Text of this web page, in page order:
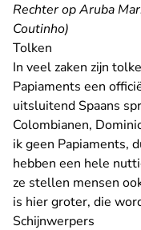
Rechter op Aruba
Coutinho)
Tolken
In veel zaken zijn
Papiaments een
uitsluitend Spaans
Colombianen,
ik geen Papiaments,
hebben een hele
ze stellen mensen
is hier groter, die
Schijnwerpers